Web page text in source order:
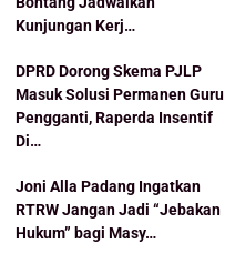
Kunjungan Kerj…
DPRD Dorong Skema PJLP
Masuk Solusi Permanen Guru
Pengganti, Raperda Insentif
Di…
Joni Alla Padang Ingatkan
RTRW Jangan Jadi “Jebakan
Hukum” bagi Masy…